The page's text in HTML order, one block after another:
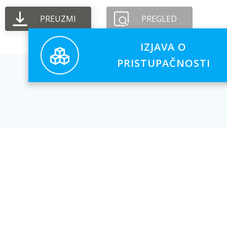
PREUZMI PREGLED
IZJAVA O
PRISTUPAČNOSTI